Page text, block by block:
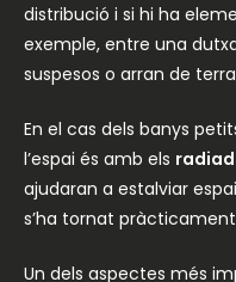
distribució i si hi ha
exemple, entre una
suspesos o arran de
En el cas dels banys
l’espai és amb els
ajudaran a estalviar
s’ha tornat
Un dels aspectes més